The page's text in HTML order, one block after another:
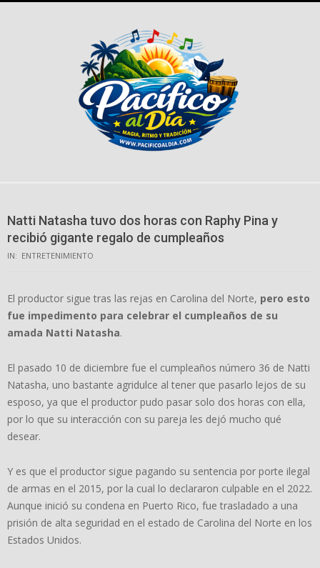
Natti Natasha tuvo dos horas con Raphy Pina y
recibió gigante regalo de cumpleaños
IN: ENTRETENIMIENTO
El productor sigue tras las rejas en Carolina del Norte, pero esto
fue impedimento para celebrar el cumpleaños de su
amada Natti Natasha.
El pasado 10 de diciembre fue el cumpleaños número 36 de Natti
Natasha, uno bastante agridulce al tener que pasarlo lejos de su
esposo, ya que el productor pudo pasar solo dos horas con ella,
por lo que su interacción con su pareja les dejó mucho qué
desear.
Y es que el productor sigue pagando su sentencia por porte ilegal
de armas en el 2015, por la cual lo declararon culpable en el 2022.
Aunque inició su condena en Puerto Rico, fue trasladado a una
prisión de alta seguridad en el estado de Carolina del Norte en los
Estados Unidos.